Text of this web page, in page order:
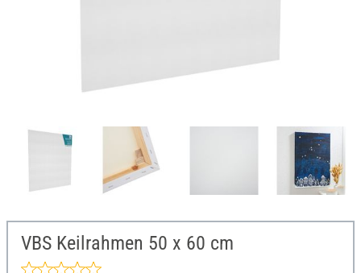
VBS Keilrahmen 50 x 60 cm